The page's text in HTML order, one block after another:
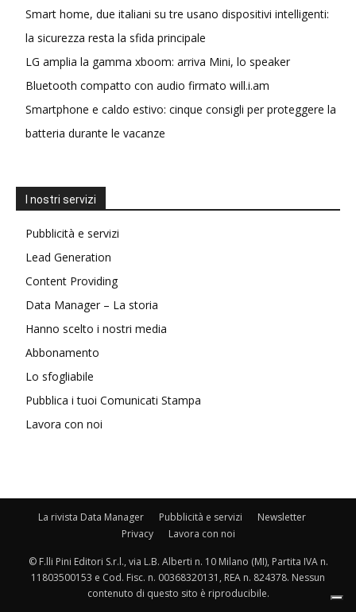
Smart home, due italiani su tre usano dispositivi intelligenti:
la sicurezza resta la sfida principale
LG amplia la gamma xboom: arriva Mini, lo speaker
Bluetooth compatto con audio firmato will.i.am
Smartphone e caldo estivo: cinque consigli per proteggere la
batteria durante le vacanze
I nostri servizi
Pubblicità e servizi
Lead Generation
Content Providing
Data Manager – La storia
Hanno scelto i nostri media
Abbonamento
Lo sfogliabile
Pubblica i tuoi Comunicati Stampa
Lavora con noi
La rivista Data Manager Pubblicità e servizi
Newsletter
Privacy
Lavora con noi
© F.lli Pini Editori S.r.l., via L.B. Alberti n. 10 Milano (MI), Partita IVA n.
11803500153 e Cod. Fisc. n. 00368320131, REA n. 824378. Nessun
contenuto di questo sito è riproducibile.